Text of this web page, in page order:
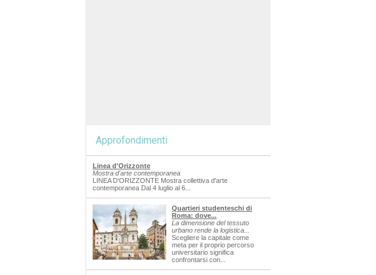
Approfondimenti
Linea d'Orizzonte
Mostra d'arte contemporanea
LINEA D'ORIZZONTE Mostra collettiva d'arte
contemporanea Dal 4 luglio al 6...
Quartieri studenteschi di
Roma: dove...
La dimensione del tessuto
urbano rende la logistica...
Scegliere la capitale come
meta per il proprio percorso
universitario significa
confrontarsi con...